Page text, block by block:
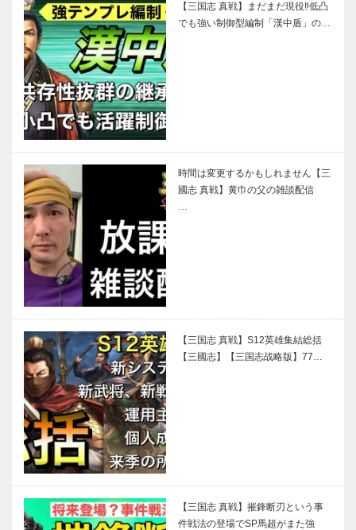
【三国志 真戦】まだまだ現役‼低凸
でも強い制御型編制「漢中盾」の…
時間は変更するかもしれません【三
國志 真戦】黄巾の父の雑談配信
…
【三国志 真戦】S12英雄集結総括
【三國志】【三国志战略版】77…
【三国志 真戦】摧鋒断刃という事
件戦法の登場でSP馬超がまた強